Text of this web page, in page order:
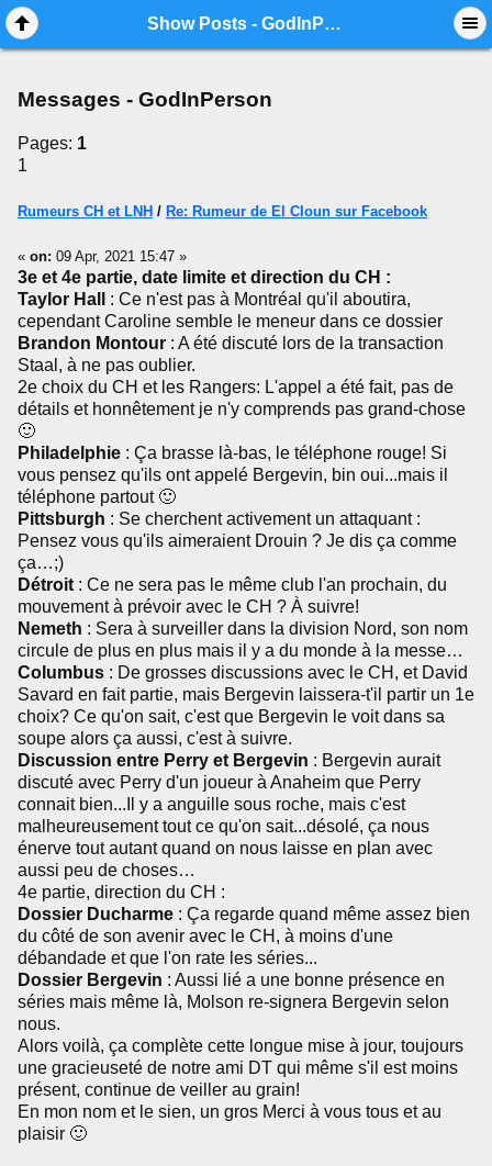
Show Posts - GodInPerson
Messages - GodInPerson
Pages: 1
1
Rumeurs CH et LNH / Re: Rumeur de El Cloun sur Facebook
« on: 09 Apr, 2021 15:47 »
3e et 4e partie, date limite et direction du CH :
Taylor Hall
: Ce n'est pas à Montréal qu'il aboutira,
cependant Caroline semble le meneur dans ce dossier
Brandon Montour : A été discuté lors de la transaction
Staal, à ne pas oublier.
2e choix du CH et les Rangers: L'appel a été fait, pas de
détails et honnêtement je n'y comprends pas grand-chose
🙂
Philadelphie : Ça brasse là-bas, le téléphone rouge! Si
vous pensez qu'ils ont appelé Bergevin, bin oui...mais il
téléphone partout 🙂
Pittsburgh : Se cherchent activement un attaquant :
Pensez vous qu'ils aimeraient Drouin ? Je dis ça comme
ça…;)
Détroit : Ce ne sera pas le même club l'an prochain, du
mouvement à prévoir avec le CH ? À suivre!
Nemeth : Sera à surveiller dans la division Nord, son nom
circule de plus en plus mais il y a du monde à la messe…
Columbus : De grosses discussions avec le CH, et David
Savard en fait partie, mais Bergevin laissera-t'il partir un 1e
choix? Ce qu'on sait, c'est que Bergevin le voit dans sa
soupe alors ça aussi, c'est à suivre.
Discussion entre Perry et Bergevin : Bergevin aurait
discuté avec Perry d'un joueur à Anaheim que Perry
connait bien...Il y a anguille sous roche, mais c'est
malheureusement tout ce qu'on sait...désolé, ça nous
énerve tout autant quand on nous laisse en plan avec
aussi peu de choses…
4e partie, direction du CH :
Dossier Ducharme : Ça regarde quand même assez bien
du côté de son avenir avec le CH, à moins d'une
débandade et que l'on rate les séries...
Dossier Bergevin : Aussi lié a une bonne présence en
séries mais même là, Molson re-signera Bergevin selon
nous.
Alors voilà, ça complète cette longue mise à jour, toujours
une gracieuseté de notre ami DT qui même s'il est moins
présent, continue de veiller au grain!
En mon nom et le sien, un gros Merci à vous tous et au
plaisir 🙂